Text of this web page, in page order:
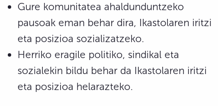
Gure komunitatea ahaldunduntzeko
pausoak eman behar dira, Ikastolaren iritzi
eta posizioa sozializatzeko.
Herriko eragile politiko, sindikal eta
sozialekin bildu behar da Ikastolaren iritzi
eta posizioa helarazteko.